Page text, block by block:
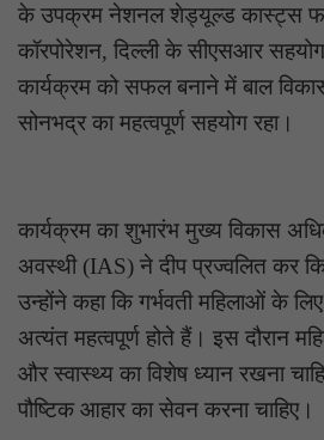
के उपक्रम नेशनल शेड्यूल्ड कास्ट्स
कॉरपोरेशन, दिल्ली के सीएसआर
कार्यक्रम को सफल बनाने में बाल विकास
सोनभद्र का महत्वपूर्ण सहयोग रहा।
कार्यक्रम का शुभारंभ मुख्य विकास
अवस्थी (IAS) ने दीप प्रज्वलित कर
उन्होंने कहा कि गर्भवती महिलाओं के
अत्यंत महत्वपूर्ण होते हैं। इस दौरान
और स्वास्थ्य का विशेष ध्यान रखना
पौष्टिक आहार का सेवन करना चाहिए।